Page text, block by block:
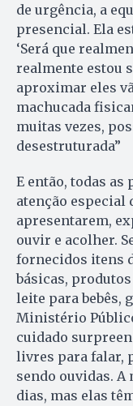
de urgência, a
presencial. Ela
‘Será que
realmente estou
aproximar eles
machucada
muitas vezes,
desestruturada”
E então, todas as
atenção
apresentarem,
ouvir e acolher.
fornecidos itens
básicas,
leite para bebês,
Ministério
cuidado
livres para falar,
sendo ouvidas. A
dias, mas elas